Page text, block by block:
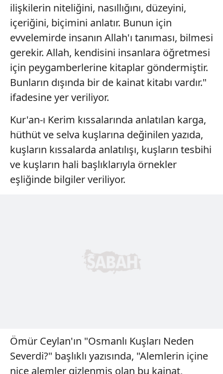
ilişkilerin niteliğini, nasıllığını, düzeyini,
içeriğini, biçimini anlatır. Bunun için
evvelemirde insanın Allah'ı tanıması, bilmesi
gerekir. Allah, kendisini insanlara öğretmesi
için peygamberlerine kitaplar göndermiştir.
Bunların dışında bir de kainat kitabı vardır."
ifadesine yer veriliyor.
Kur'an-ı Kerim kıssalarında anlatılan karga,
hüthüt ve selva kuşlarına değinilen yazıda,
kuşların kıssalarda anlatılışı, kuşların tesbihi
ve kuşların hali başlıklarıyla örnekler
eşliğinde bilgiler veriliyor.
Ömür Ceylan'ın "Osmanlı Kuşları Neden
Severdi?" başlıklı yazısında, "Alemlerin içine
nice alemler gizlenmiş olan bu kainat,